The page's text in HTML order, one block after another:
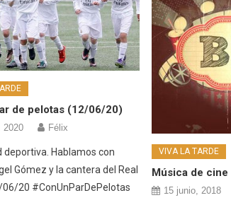
de pelotas (12/06/20)
2020 Félix
deportiva. Hablamos con
Gómez y la cantera del Real
20 #ConUnParDePelotas
VIVA LA TARDE
Música de
15 junio, 2018